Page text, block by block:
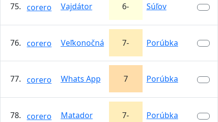
75. corero Vajdátor 6- Súľov
76. corero Veľkonočná 7- Porúbka
77. corero Whats App 7 Porúbka
78. corero Matador 7- Porúbka